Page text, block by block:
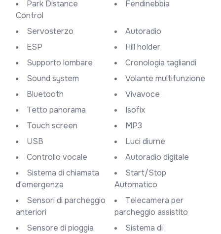
Park Distance
Control
Fendinebbia
Servosterzo
Autoradio
ESP
Hill holder
Supporto lombare
Cronologia tagliandi
Sound system
Volante multifunzione
Bluetooth
Vivavoce
Tetto panorama
Isofix
Touch screen
MP3
USB
Luci diurne
Controllo vocale
Autoradio digitale
Sistema di chiamata
d'emergenza
Start/Stop
Automatico
Sensori di parcheggio
anteriori
Telecamera per
parcheggio assistito
Sensore di pioggia
Sistema di